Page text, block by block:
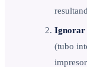
Ignorar
(tubo